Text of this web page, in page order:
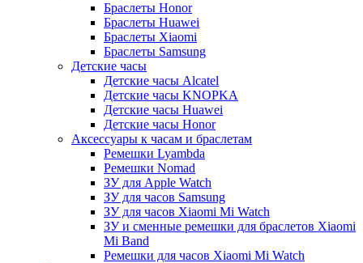
Браслеты Honor
Браслеты Huawei
Браслеты Xiaomi
Браслеты Samsung
Детские часы
Детские часы Alcatel
Детские часы KNOPKA
Детские часы Huawei
Детские часы Honor
Аксессуары к часам и браслетам
Ремешки Lyambda
Ремешки Nomad
ЗУ для Apple Watch
ЗУ для часов Samsung
ЗУ для часов Xiaomi Mi Watch
ЗУ и сменные ремешки для браслетов Xiaomi
Mi Band
Ремешки для часов Xiaomi Mi Watch